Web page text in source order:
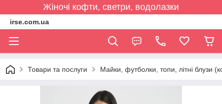
Жіночі кофти, светри, водолазки
irse.com.ua
Товари та послуги Майки, футболки, топи, літні блузи